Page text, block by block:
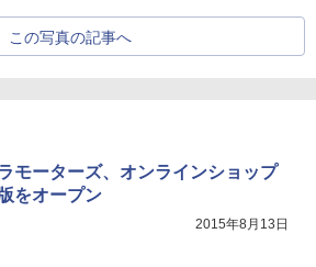
この写真の記事へ
モーターズ、オンラインショップ
をオープン
2015年8月13日